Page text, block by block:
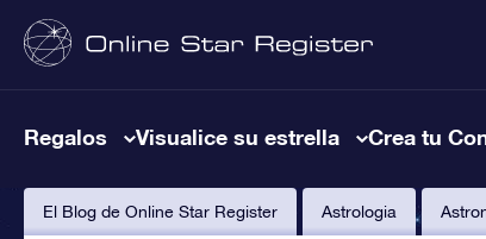
Regalos Visualice su estrella Crea tu
El Blog de Online Star Register Astrologia